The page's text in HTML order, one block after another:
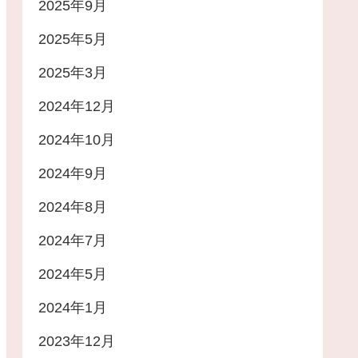
2025年9月
2025年5月
2025年3月
2024年12月
2024年10月
2024年9月
2024年8月
2024年7月
2024年5月
2024年1月
2023年12月